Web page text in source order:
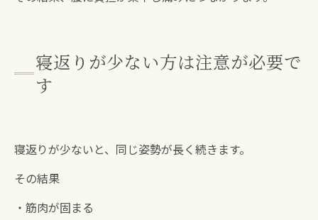
寝返りが少ない方は注意が必要で
す
寝返りが少ないと、同じ姿勢が長く続きます。
その結果
・筋肉が固まる